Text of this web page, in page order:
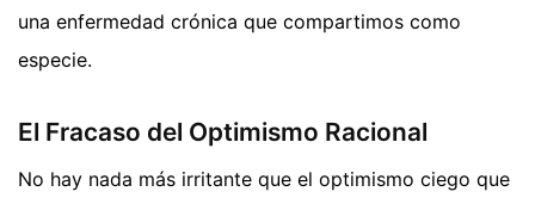
una enfermedad crónica que compartimos como
especie.
El Fracaso del Optimismo Racional
No hay nada más irritante que el optimismo ciego que